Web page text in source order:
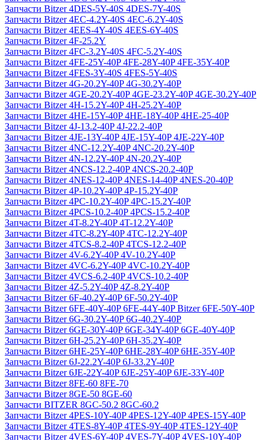
Запчасти Bitzer 4DES-5Y-40S 4DES-7Y-40S
Запчасти Bitzer 4EC-4.2Y-40S 4EC-6.2Y-40S
Запчасти Bitzer 4EES-4Y-40S 4EES-6Y-40S
Запчасти Bitzer 4F-25.2Y
Запчасти Bitzer 4FC-3.2Y-40S 4FC-5.2Y-40S
Запчасти Bitzer 4FE-25Y-40P 4FE-28Y-40P 4FE-35Y-40P
Запчасти Bitzer 4FES-3Y-40S 4FES-5Y-40S
Запчасти Bitzer 4G-20.2Y-40P 4G-30.2Y-40P
Запчасти Bitzer 4GE-20.2Y-40P 4GE-23.2Y-40P 4GE-30.2Y-40P
Запчасти Bitzer 4H-15.2Y-40P 4H-25.2Y-40P
Запчасти Bitzer 4HE-15Y-40P 4HE-18Y-40P 4HE-25-40P
Запчасти Bitzer 4J‐13.2-40P 4J‐22.2-40P
Запчасти Bitzer 4JE-13Y-40P 4JE-15Y-40P 4JE-22Y-40P
Запчасти Bitzer 4NC-12.2Y-40P 4NC-20.2Y-40P
Запчасти Bitzer 4N-12.2Y-40P 4N-20.2Y-40P
Запчасти Bitzer 4NCS-12.2-40P 4NCS-20.2-40P
Запчасти Bitzer 4NES-12-40P 4NES-14-40P 4NES-20-40P
Запчасти Bitzer 4P-10.2Y-40P 4P-15.2Y-40P
Запчасти Bitzer 4PC-10.2Y-40P 4PC-15.2Y-40P
Запчасти Bitzer 4PCS-10.2-40P 4PCS-15.2-40P
Запчасти Bitzer 4T-8.2Y-40P 4T-12.2Y-40P
Запчасти Bitzer 4TC-8.2Y-40P 4TC-12.2Y-40P
Запчасти Bitzer 4TCS-8.2-40P 4TCS-12.2-40P
Запчасти Bitzer 4V-6.2Y-40P 4V-10.2Y-40P
Запчасти Bitzer 4VC-6.2Y-40P 4VC-10.2Y-40P
Запчасти Bitzer 4VCS-6.2-40P 4VCS-10.2-40P
Запчасти Bitzer 4Z-5.2Y-40P 4Z-8.2Y-40P
Запчасти Bitzer 6F-40.2Y-40P 6F-50.2Y-40P
Запчасти Bitzer 6FE-40Y-40P 6FE-44Y-40P Bitzer 6FE-50Y-40P
Запчасти Bitzer 6G-30.2Y-40P 6G-40.2Y-40P
Запчасти Bitzer 6GE-30Y-40P 6GE-34Y-40P 6GE-40Y-40P
Запчасти Bitzer 6H-25.2Y-40P 6H-35.2Y-40P
Запчасти Bitzer 6HE-25Y-40P 6HE-28Y-40P 6HE-35Y-40P
Запчасти Bitzer 6J-22.2Y-40P 6J-33.2Y-40P
Запчасти Bitzer 6JE-22Y-40P 6JE-25Y-40P 6JE-33Y-40P
Запчасти Bitzer 8FE-60 8FE-70
Запчасти Bitzer 8GE-50 8GE-60
Запчасти BITZER 8GC-50.2 8GC-60.2
Запчасти Bitzer 4PES-10Y-40P 4PES-12Y-40P 4PES-15Y-40P
Запчасти Bitzer 4TES-8Y-40P 4TES-9Y-40P 4TES-12Y-40P
Запчасти Bitzer 4VES-6Y-40P 4VES-7Y-40P 4VES-10Y-40P